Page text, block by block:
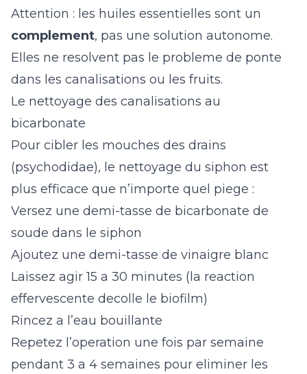
Attention : les huiles essentielles sont un
complement, pas une solution autonome.
Elles ne resolvent pas le probleme de ponte
dans les canalisations ou les fruits.
Le nettoyage des canalisations au
bicarbonate
Pour cibler les mouches des drains
(psychodidae), le nettoyage du siphon est
plus efficace que n’importe quel piege :
Versez une demi-tasse de bicarbonate de
soude dans le siphon
Ajoutez une demi-tasse de vinaigre blanc
Laissez agir 15 a 30 minutes (la reaction
effervescente decolle le biofilm)
Rincez a l’eau bouillante
Repetez l’operation une fois par semaine
pendant 3 a 4 semaines pour eliminer les